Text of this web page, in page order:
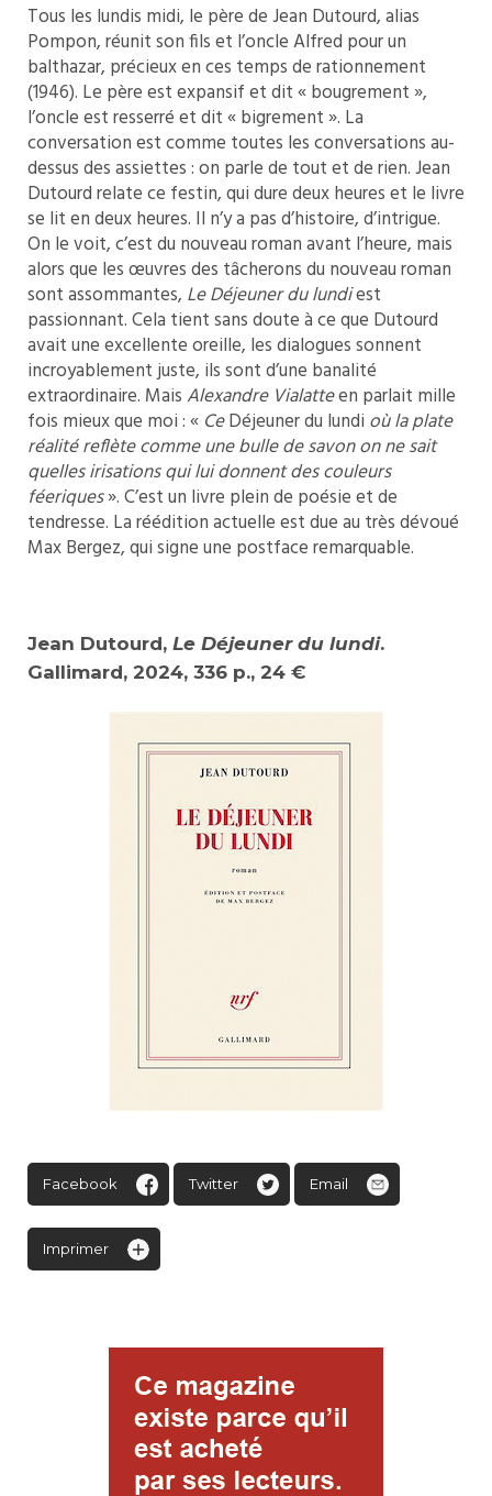
Tous les lundis midi, le père de Jean Dutourd, alias
Pompon, réunit son fils et l’oncle Alfred pour un
balthazar, précieux en ces temps de rationnement
(1946). Le père est expansif et dit « bougrement »,
l’oncle est resserré et dit « bigrement ». La
conversation est comme toutes les conversations au-
dessus des assiettes : on parle de tout et de rien. Jean
Dutourd relate ce festin, qui dure deux heures et le livre
se lit en deux heures. Il n’y a pas d’histoire, d’intrigue.
On le voit, c’est du nouveau roman avant l’heure, mais
alors que les œuvres des tâcherons du nouveau roman
sont assommantes, Le Déjeuner du lundiest
passionnant. Cela tient sans doute à ce que Dutourd
avait une excellente oreille, les dialogues sonnent
incroyablement juste, ils sont d’une banalité
extraordinaire. MaisAlexandre Vialatteen parlait mille
fois mieux que moi : « CeDéjeuner du lundi où la plate
réalité reflète comme une bulle de savon on ne sait
quelles irisations qui lui donnent des couleurs
féeriques». C’est un livre plein de poésie et de
tendresse. La réédition actuelle est due au très dévoué
Max Bergez, qui signe une postface remarquable.
Jean Dutourd, Le Déjeuner du lundi.
Gallimard, 2024, 336 p., 24 €
Facebook Twitter Email
Imprimer